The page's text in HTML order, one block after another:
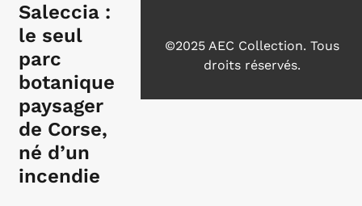
Saleccia :
le seul
parc
botanique
paysager
de Corse,
né d’un
incendie
©2025 AEC Collection. Tous
droits réservés.